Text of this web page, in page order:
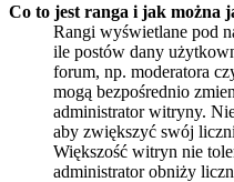
Co to jest ranga i jak można
Rangi wyświetlane pod
ile postów dany
forum, np. moderatora
mogą bezpośrednio
administrator witryny.
aby zwiększyć swój
Większość witryn nie
administrator obniży